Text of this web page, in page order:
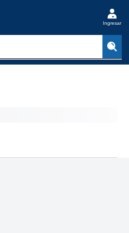
Ingresar